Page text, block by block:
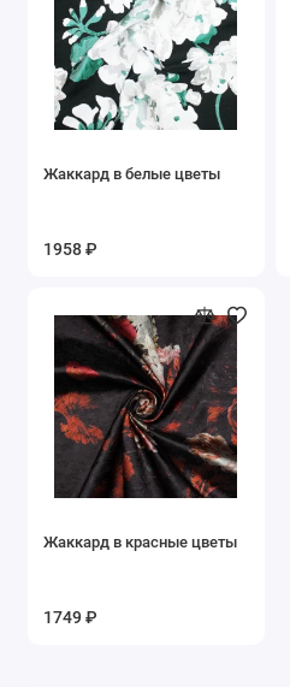
Жаккард в белые цветы
1958 ₽
Жаккард в красные цветы
1749 ₽